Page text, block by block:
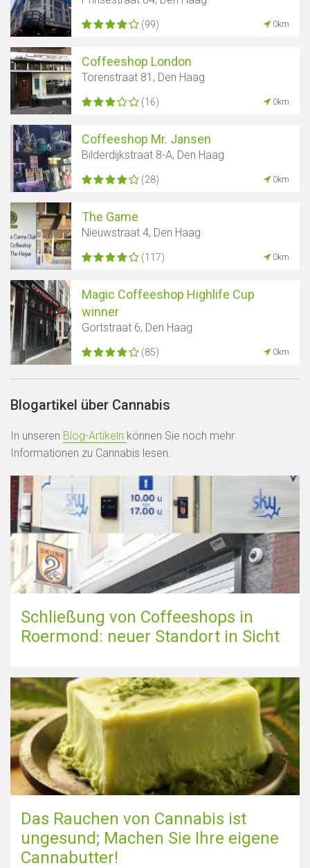
(99) 0km
Coffeeshop London
Torenstraat 81, Den Haag
(16) 0km
Coffeeshop Mr. Jansen
Bilderdijkstraat 8-A, Den Haag
(28) 0km
The Game
Nieuwstraat 4, Den Haag
(117) 0km
Magic Coffeeshop Highlife Cup
winner
Gortstraat 6, Den Haag
(85) 0km
Blogartikel über Cannabis
In unseren Blog-Artikeln können Sie noch mehr
Informationen zu Cannabis lesen.
Schließung von Coffeeshops in
Roermond: neuer Standort in Sicht
Das Rauchen von Cannabis ist
ungesund; Machen Sie Ihre eigene
Cannabutter!